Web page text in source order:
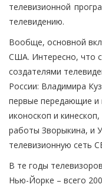
телевизионной
телевидению.
Вообще, основной
США. Интересно, что
создателями
России: Владимира
первые передающие и
иконоскоп и
работы Зворыкина, и
телевизионную сеть
В те годы
Нью-Йорке – всего